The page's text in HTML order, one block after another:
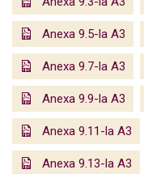
Anexa 9.5-la A3
Anexa 9.7-la A3
Anexa 9.9-la A3
Anexa 9.11-la A3
Anexa 9.13-la A3